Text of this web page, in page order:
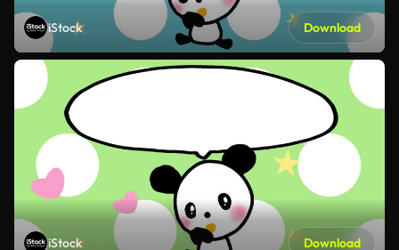
iStock Download
iStock Download